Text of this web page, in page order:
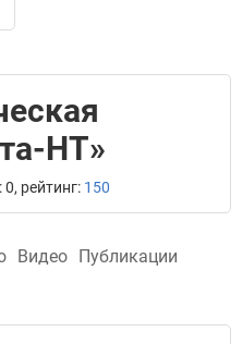
НТ»
рейтинг: 150
Видео Публикации